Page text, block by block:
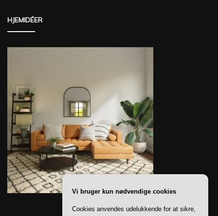
HJEMIDÉER
Vi bruger kun nødvendige cookies
Cookies anvendes udelukkende for at sikre,